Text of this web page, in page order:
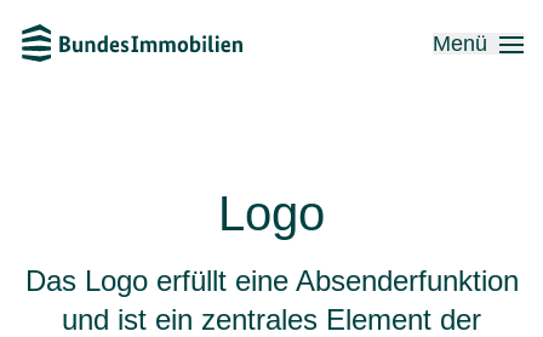
Menü
Logo
Das Logo erfüllt eine Absenderfunktion
und ist ein zentrales Element der